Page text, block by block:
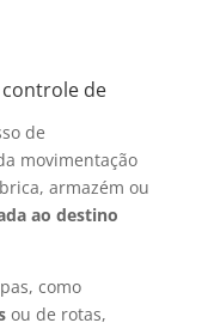
de
de
movimentação
armazém ou
ao destino
como
ou de rotas,